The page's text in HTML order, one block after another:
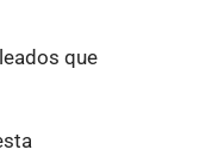
que